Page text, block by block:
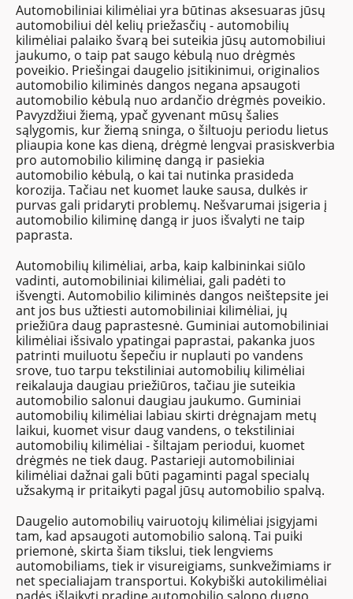
Automobiliniai kilimėliai yra būtinas aksesuaras jūsų
automobiliui dėl kelių priežasčių - automobilių
kilimėliai palaiko švarą bei suteikia jūsų automobiliui
jaukumo, o taip pat saugo kėbulą nuo drėgmės
poveikio. Priešingai daugelio įsitikinimui, originalios
automobilio kiliminės dangos negana apsaugoti
automobilio kėbulą nuo ardančio drėgmės poveikio.
Pavyzdžiui žiemą, ypač gyvenant mūsų šalies
sąlygomis, kur žiemą sninga, o šiltuoju periodu lietus
pliaupia kone kas dieną, drėgmė lengvai prasiskverbia
pro automobilio kiliminę dangą ir pasiekia
automobilio kėbulą, o kai tai nutinka prasideda
korozija. Tačiau net kuomet lauke sausa, dulkės ir
purvas gali pridaryti problemų. Nešvarumai įsigeria į
automobilio kiliminę dangą ir juos išvalyti ne taip
paprasta.
Automobilių kilimėliai, arba, kaip kalbininkai siūlo
vadinti, automobiliniai kilimėliai, gali padėti to
išvengti. Automobilio kiliminės dangos neištepsite jei
ant jos bus užtiesti automobiliniai kilimėliai, jų
priežiūra daug paprastesnė. Guminiai automobiliniai
kilimėliai išsivalo ypatingai paprastai, pakanka juos
patrinti muiluotu šepečiu ir nuplauti po vandens
srove, tuo tarpu tekstiliniai automobilių kilimėliai
reikalauja daugiau priežiūros, tačiau jie suteikia
automobilio salonui daugiau jaukumo. Guminiai
automobilių kilimėliai labiau skirti drėgnajam metų
laikui, kuomet visur daug vandens, o tekstiliniai
automobilių kilimėliai - šiltajam periodui, kuomet
drėgmės ne tiek daug. Pastarieji automobiliniai
kilimėliai dažnai gali būti pagaminti pagal specialų
užsakymą ir pritaikyti pagal jūsų automobilio spalvą.
Daugelio automobilių vairuotojų kilimėliai įsigyjami
tam, kad apsaugoti automobilio saloną. Tai puiki
priemonė, skirta šiam tikslui, tiek lengviems
automobiliams, tiek ir visureigiams, sunkvežimiams ir
net specialiajam transportui. Kokybiški autokilimėliai